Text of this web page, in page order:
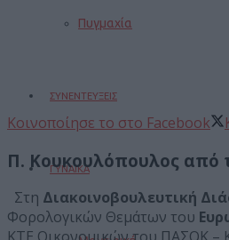
Πυγμαχία
ΣΥΝΕΝΤΕΥΞΕΙΣ
ΓΥΝΑΙΚΑ
Κοινοποίησε το στο Facebook
Π. Κουκουλόπουλος από
Στη Διακοινοβουλευτική
Φορολογικών Θεμάτων του